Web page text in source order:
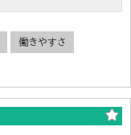
働きやすさ